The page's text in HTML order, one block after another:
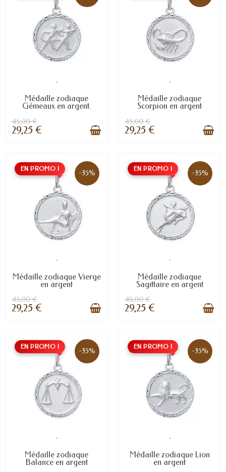
.
Médaille zodiaque
Gémeaux en argent.
45,00 €
29,25 €
.
Médaille zodiaque
Scorpion en argent
45,00 €
29,25 €
EN PROMO ! -35%
.
Médaille zodiaque Vierge
en argent
45,00 €
29,25 €
EN PROMO ! -35%
.
Médaille zodiaque
Sagittaire en argent
45,00 €
29,25 €
EN PROMO ! -35%
.
Médaille zodiaque
Balance en argent
EN PROMO ! -35%
.
Médaille zodiaque Lion
en argent